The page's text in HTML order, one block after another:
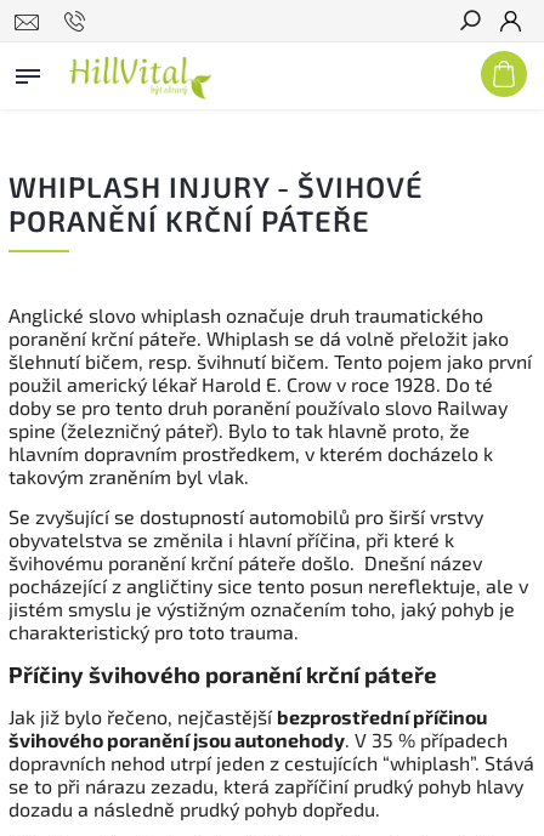
Hledat
WHIPLASH INJURY - ŠVIHOVÉ
PORANĚNÍ KRČNÍ PÁTEŘE
Anglické slovo whiplash označuje druh traumatického
poranění krční páteře. Whiplash se dá volně přeložit jako
šlehnutí bičem, resp. švihnutí bičem. Tento pojem jako první
použil americký lékař Harold E. Crow v roce 1928. Do té
doby se pro tento druh poranění používalo slovo Railway
spine (železničný páteř). Bylo to tak hlavně proto, že
hlavním dopravním prostředkem, v kterém docházelo k
takovým zraněním byl vlak.
Se zvyšující se dostupností automobilů pro širší vrstvy
obyvatelstva se změnila i hlavní příčina, při které k
švihovému poranění krční páteře došlo. Dnešní název
pocházející z angličtiny sice tento posun nereflektuje, ale v
jistém smyslu je výstižným označením toho, jaký pohyb je
charakteristický pro toto trauma.
Příčiny švihového poranění krční páteře
Jak již bylo řečeno, nejčastější bezprostřední příčinou
švihového poranění jsou autonehody. V 35 % případech
dopravních nehod utrpí jeden z cestujících “whiplash”. Stává
se to při nárazu zezadu, která zapříčiní prudký pohyb hlavy
dozadu a následně prudký pohyb dopředu.